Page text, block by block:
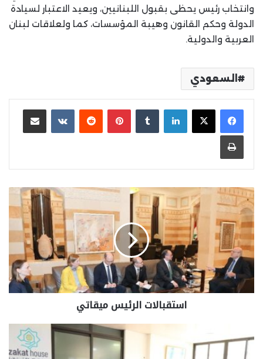
وانتخاب رئيس يحظى بقبول اللبنانيين، ويعيد الاعتبار لسيادة
الدولة وحكم القانون وهيبة المؤسسات، كما ولعلاقات لبنان
العربية والدولية.
السعودي
لينكدإن بينتيريست مشاركة عبر البريد
طباعة
استقبالات الرئيس ميقاتي